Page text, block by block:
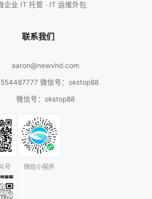
企业 IT 托管 · IT 运维外包
联系我们
aaron@newvhd.com
微信号：okstop88
微信号：okstop88
号 微信小程序